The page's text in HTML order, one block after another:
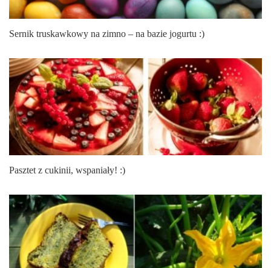
Sernik truskawkowy na zimno – na bazie jogurtu :)
Pasztet z cukinii, wspaniały! :)